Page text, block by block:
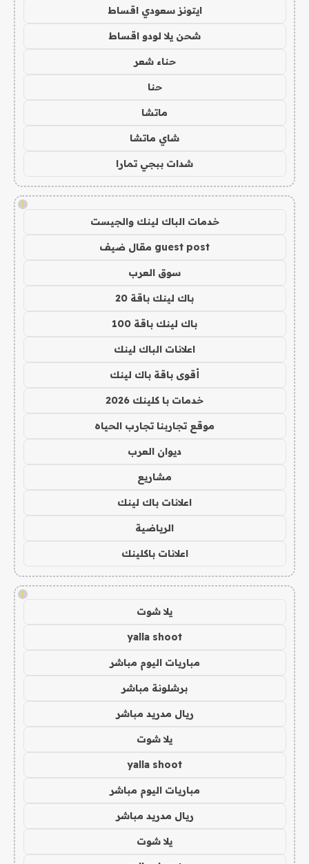
ايتونز سعودي اقساط
شحن يلا لودو اقساط
حناء شعر
حنا
ماتشا
شاي ماتشا
شدات ببجي تمارا
!
خدمات الباك لينك والجيست
guest post مقال ضيف
سوق العرب
باك لينك باقة 20
باك لينك باقة 100
اعلانات الباك لينك
أقوى باقة باك لينك
خدمات با كلينك 2026
موقع تجاربنا تجارب الحياه
ديوان العرب
مشاريع
اعلانات باك لينك
الرياضية
اعلانات باكلينك
!
يلا شوت
yalla shoot
مباريات اليوم مباشر
برشلونة مباشر
ريال مدريد مباشر
يلا شوت
yalla shoot
مباريات اليوم مباشر
ريال مدريد مباشر
يلا شوت